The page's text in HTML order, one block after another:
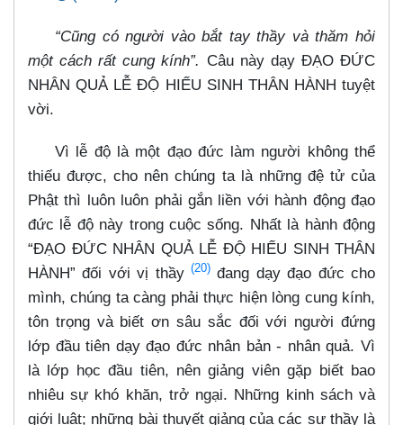
“Cũng có người vào bắt tay thầy và thăm hỏi
một cách rất cung kính”. Câu này dạy ĐẠO ĐỨC
NHÂN QUẢ LỄ ĐỘ HIẾU SINH THÂN HÀNH tuyệt
vời.
Vì lễ độ là một đạo đức làm người không thể
thiếu được, cho nên chúng ta là những đệ tử của
Phật thì luôn luôn phải gắn liền với hành động đạo
đức lễ độ này trong cuộc sống. Nhất là hành động
“ĐẠO ĐỨC NHÂN QUẢ LỄ ĐỘ HIẾU SINH THÂN
HÀNH” đối với vị thầy (20) đang dạy đạo đức cho
mình, chúng ta càng phải thực hiện lòng cung kính,
tôn trọng và biết ơn sâu sắc đối với người đứng
lớp đầu tiên dạy đạo đức nhân bản - nhân quả. Vì
là lớp học đầu tiên, nên giảng viên gặp biết bao
nhiêu sự khó khăn, trở ngại. Những kinh sách và
giới luật; những bài thuyết giảng của các sư thầy là